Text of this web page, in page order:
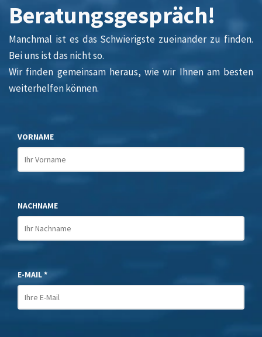
Beratungsgespräch!
Manchmal ist es das Schwierigste zueinander zu finden.
Bei uns ist das nicht so.
Wir finden gemeinsam heraus, wie wir Ihnen am besten
weiterhelfen können.
VORNAME
NACHNAME
E-MAIL *